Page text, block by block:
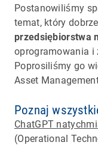
Postanowiliśmy
temat, który
przedsiębiorstwa
oprogramowania i
Poprosiliśmy go
Asset
Poznaj
ChatGPT
(Operational